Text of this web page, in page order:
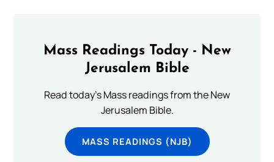
Mass Readings Today - New
Jerusalem Bible
Read today's Mass readings from the New
Jerusalem Bible.
MASS READINGS (NJB)